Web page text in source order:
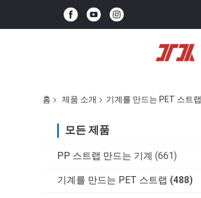
홈 제품 소개 기계를 만드는 PET 스트랩
모든 제품
PP 스트랩 만드는 기계 (661)
기계를 만드는 PET 스트랩 (488)